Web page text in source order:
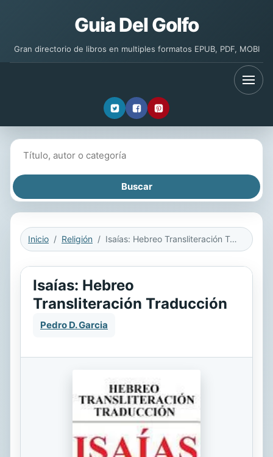
Guia Del Golfo
Gran directorio de libros en multiples formatos EPUB, PDF, MOBI
Inicio Religión Isaías: Hebreo Transliteración Traducción
Isaías: Hebreo
Transliteración Traducción
Pedro D. Garcia